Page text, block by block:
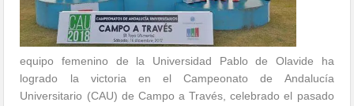
equipo femenino de la Universidad Pablo de Olavide ha
logrado la victoria en el Campeonato de Andalucía
Universitario (CAU) de Campo a Través, celebrado el pasado